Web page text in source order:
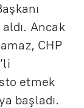
Ancak
CHP
etmek
başladı.